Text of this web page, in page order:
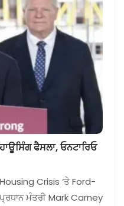
ਫੈਸਲਾ, ਓਨਟਾਰਿਓ
Crisis ‘ਤੇ Ford-
ਮੰਤਰੀ Mark Carney